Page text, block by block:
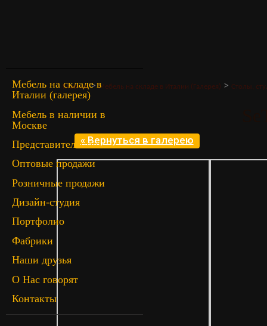
Мебель на складе в
Италии (галерея)
Мебель в наличии в
Москве
Представительство
Оптовые продажи
Розничные продажи
Дизайн-студия
Портфолио
Фабрики
Наши друзья
О Нас говорят
Контакты
Главная>Мебель на складе в Италии (Галерея) > Столы,
« Вернуться в галерею